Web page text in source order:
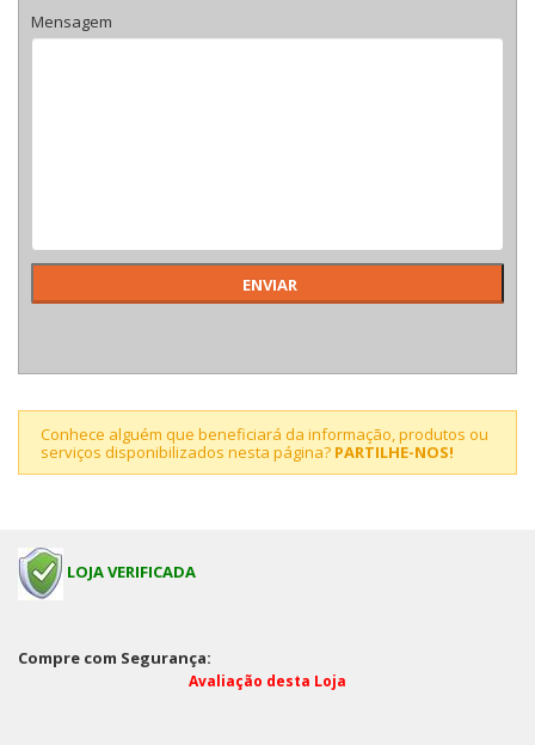
Mensagem
Conhece alguém que beneficiará da informação, produtos ou
serviços disponibilizados nesta página? PARTILHE-NOS!
LOJA VERIFICADA
Compre com Segurança:
Avaliação desta Loja